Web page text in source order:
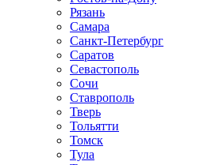
Рязань
Самара
Санкт-Петербург
Саратов
Севастополь
Сочи
Ставрополь
Тверь
Тольятти
Томск
Тула